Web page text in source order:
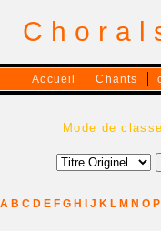
Accueil Chants
Mode de
A B C D E F G H J K L M N O P